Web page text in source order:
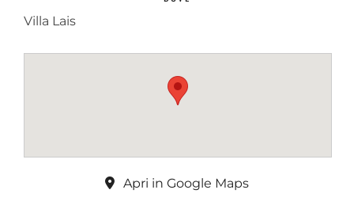
Villa Lais
Apri in Google Maps